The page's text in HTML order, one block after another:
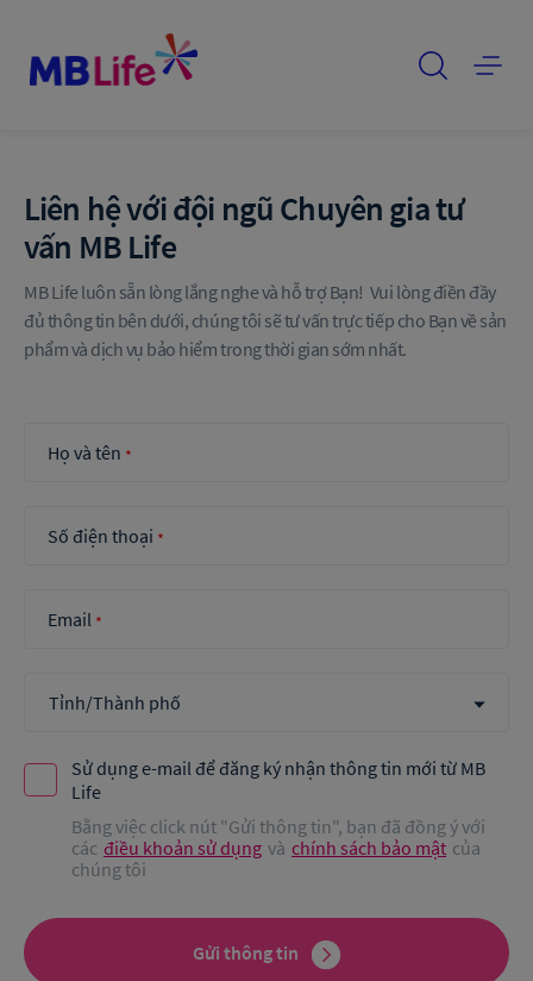
Liên hệ với đội ngũ Chuyên gia tư
vấn MB Life
MB Life luôn sẵn lòng lắng nghe và hỗ trợ Bạn!  Vui lòng điền đầy
đủ thông tin bên dưới, chúng tôi sẽ tư vấn trực tiếp cho Bạn về sản
phẩm và dịch vụ bảo hiểm trong thời gian sớm nhất.
Họ và tên *
Số điện thoại *
Email *
Sử dụng e-mail để đăng ký nhận thông tin mới từ MB
Life
Bằng việc click nút "Gửi thông tin", bạn đã đồng ý với
các điều khoản sử dụng và chính sách bảo mật của
chúng tôi
Gửi thông tin